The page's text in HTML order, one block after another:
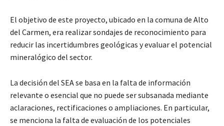
El objetivo de este proyecto, ubicado en la comuna de Alto
del Carmen, era realizar sondajes de reconocimiento para
reducir las incertidumbres geológicas y evaluar el potencial
mineralógico del sector.
La decisión del SEA se basa en la falta de información
relevante o esencial que no puede ser subsanada mediante
aclaraciones, rectificaciones o ampliaciones. En particular,
se menciona la falta de evaluación de los potenciales